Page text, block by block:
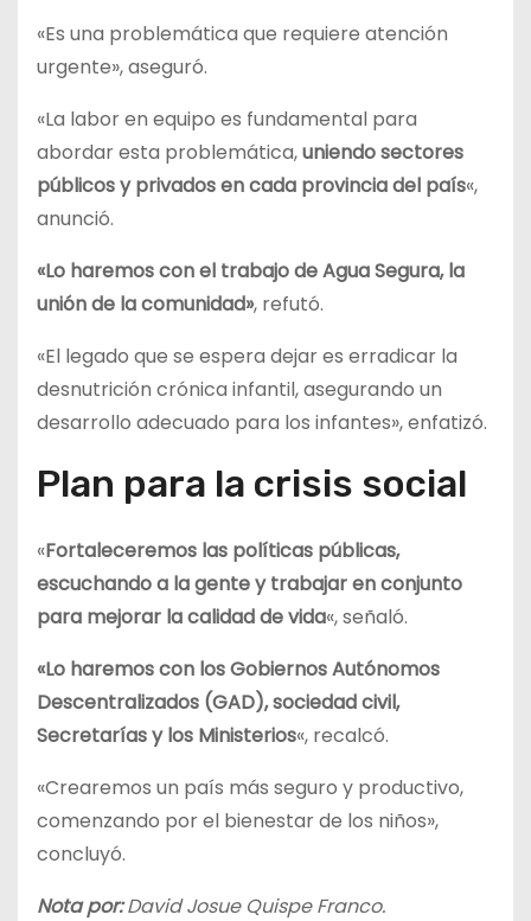
«Es una problemática que requiere atención
urgente», aseguró.
«La labor en equipo es fundamental para
abordar esta problemática,uniendo sectores
públicos y privados en cada provincia del país«,
anunció.
«Lo haremos con el trabajo de Agua Segura, la
unión de la comunidad», refutó.
«El legado que se espera dejar es erradicar la
desnutrición crónica infantil, asegurando un
desarrollo adecuado para los infantes», enfatizó.
Plan para la crisis social
«Fortaleceremos las políticas públicas,
escuchando a la gente y trabajar en conjunto
para mejorar la calidad de vida«, señaló.
«Lo haremos con los Gobiernos Autónomos
Descentralizados (GAD), sociedad civil,
Secretarías y los Ministerios«, recalcó.
«Crearemos un país más seguro y productivo,
comenzando por el bienestar de los niños»,
concluyó.
Nota por:David Josue Quispe Franco.